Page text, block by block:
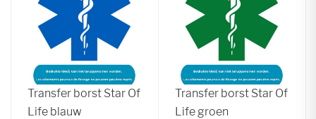
Transfer borst Star Of
Life blauw
Transfer borst Star Of
Life groen